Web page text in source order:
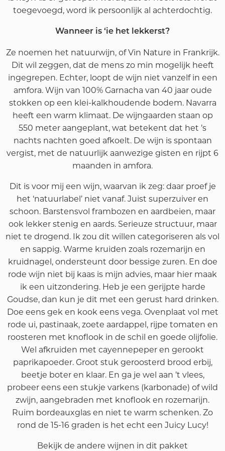
toegevoegd, word ik persoonlijk al achterdochtig.
Wanneer is ‘ie het lekkerst?
Ze noemen het natuurwijn, of Vin Nature in Frankrijk.
Dit wil zeggen, dat de mens zo min mogelijk heeft
ingegrepen. Echter, loopt de wijn niet vanzelf in een
amfora. Wijn van 100% Garnacha van 40 jaar oude
stokken op een klei-kalkhoudende bodem. Navarra
heeft een warm klimaat. De wijngaarden staan op
550 meter aangeplant, wat betekent dat het ’s
nachts nachten goed afkoelt. De wijn is spontaan
vergist, met de natuurlijk aanwezige gisten en rijpt 6
maanden in amfora.
Dit is voor mij een wijn, waarvan ik zeg: daar proef je
het ‘natuurlabel’ niet vanaf. Juist superzuiver en
schoon. Barstensvol frambozen en aardbeien, maar
ook lekker stenig en aards. Serieuze structuur, maar
niet te drogend. Ik zou dit willen categoriseren als vol
en sappig. Warme kruiden zoals rozemarijn en
kruidnagel, ondersteunt door bessige zuren. En doe
rode wijn niet bij kaas is mijn advies, maar hier maak
ik een uitzondering. Heb je een gerijpte harde
Goudse, dan kun je dit met een gerust hard drinken.
Doe eens gek en kook eens vega. Ovenplaat vol met
rode ui, pastinaak, zoete aardappel, rijpe tomaten en
roosteren met knoflook in de schil en goede olijfolie.
Wel afkruiden met cayennepeper en gerookt
paprikapoeder. Groot stuk geroosterd brood erbij,
beetje boter en klaar. En ga je wel aan ’t vlees,
probeer eens een stukje varkens (karbonade) of wild
zwijn, aangebraden met knoflook en rozemarijn.
Ruim bordeauxglas en niet te warm schenken. Zo
rond de 15-16 graden is het echt een Juicy Lucy!
Bekijk de andere wijnen in dit pakket